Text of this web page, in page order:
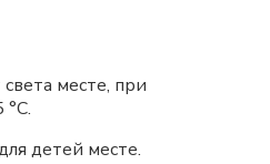
месте, при
детей месте.